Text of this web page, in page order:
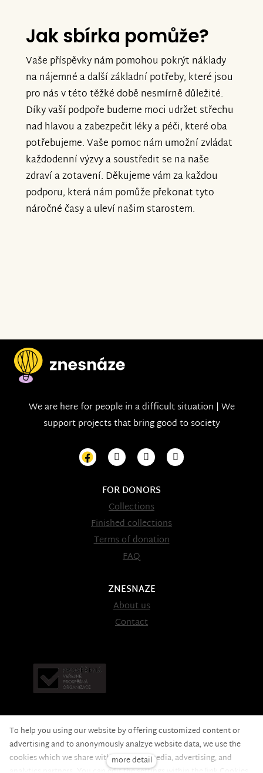
Jak sbírka pomůže?
Vaše příspěvky nám pomohou pokrýt náklady
na nájemné a další základní potřeby, které jsou
pro nás v této těžké době nesmírně důležité.
Díky vaší podpoře budeme moci udržet střechu
nad hlavou a zabezpečit léky a péči, které oba
potřebujeme. Vaše pomoc nám umožní zvládat
každodenní výzvy a soustředit se na naše
zdraví a zotavení. Děkujeme vám za každou
podporu, která nám pomůže překonat tyto
náročné časy a uleví našim starostem.
We are here for people in a difficult situation | We
support projects that bring good to society
FOR DONORS
Collections
Finished collections
Terms of donation
FAQ
ZNESNAZE
About us
Contact
To help you using our website by offering customized content or
advertising and to anonymously analzye website data, we use the
cookies which we share with our social media, advertising, and
more detail